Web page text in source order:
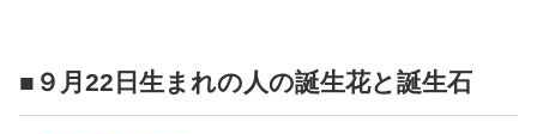
■９月22日生まれの人の誕生花と誕生石